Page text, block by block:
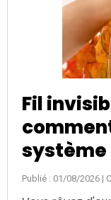
Fil
système
Publié : 01/08/2026 |